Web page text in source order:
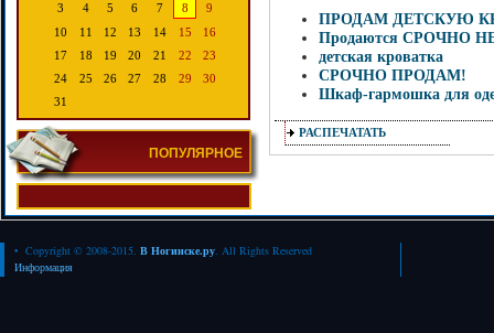
3
4 5 6 7 8
9
10
11 12 13 14 15
16
17
18 19 20 21 22
23
24
25 26 27 28 29
30
31
ПОПУЛЯРНОЕ
ПРОДАМ ДЕТСКУЮ
Продаются СРОЧНО
детская кроватка
СРОЧНО ПРОДАМ!
Шкаф-гармошка для
РАСПЕЧАТАТЬ
• Copyright © 2008-2015. В Ногинске.ру. All Rights Reserved
Информация